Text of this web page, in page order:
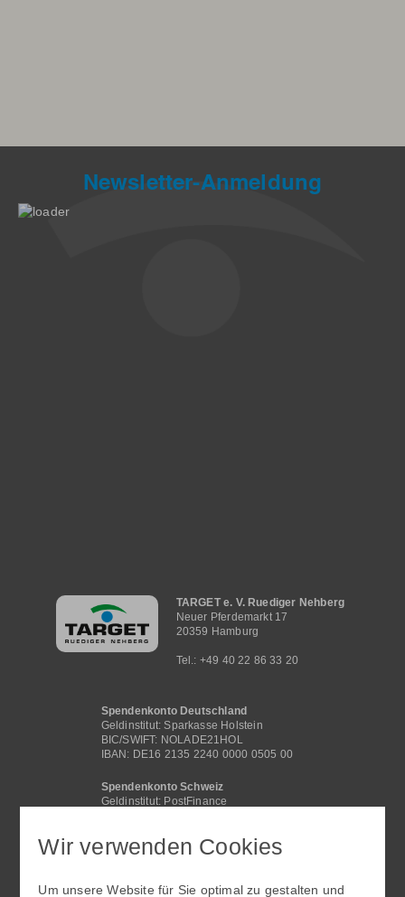
Newsletter-Anmeldung
Hauptnavigation
TARGET e. V. Ruediger Nehberg
Neuer Pferdemarkt 17
20359 Hamburg
Tel.: +49 40 22 86 33 20
Spendenkonto Deutschland
Geldinstitut: Sparkasse Holstein
BIC/SWIFT: NOLADE21HOL
IBAN: DE16 2135 2240 0000 0505 00
Spendenkonto Schweiz
Geldinstitut: PostFinance
BIC/SWIFT: NOLADE21HOL
Wir verwenden Cookies
Um unsere Website für Sie optimal zu gestalten und